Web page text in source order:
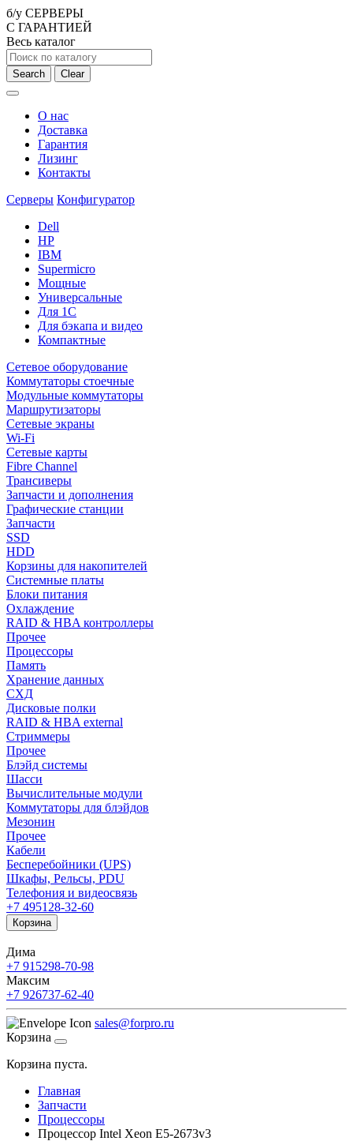
б/у СЕРВЕРЫ
С ГАРАНТИЕЙ
Весь каталог
Search Clear
О нас
Доставка
Гарантия
Лизинг
Контакты
Серверы Конфигуратор
Dell
HP
IBM
Supermicro
Мощные
Универсальные
Для 1С
Для бэкапа и видео
Компактные
Сетевое оборудование
Коммутаторы стоечные
Модульные коммутаторы
Маршрутизаторы
Сетевые экраны
Wi-Fi
Сетевые карты
Fibre Channel
Трансиверы
Запчасти и дополнения
Графические станции
Запчасти
SSD
HDD
Корзины для накопителей
Системные платы
Блоки питания
Охлаждение
RAID & HBA контроллеры
Прочее
Процессоры
Память
Хранение данных
СХД
Дисковые полки
RAID & HBA external
Стриммеры
Прочее
Блэйд системы
Шасси
Вычислительные модули
Коммутаторы для блэйдов
Мезонин
Прочее
Кабели
Бесперебойники (UPS)
Шкафы, Рельсы, PDU
Телефония и видеосвязь
+7 495128-32-60
Корзина
Дима
+7 915298-70-98
Максим
+7 926737-62-40
sales@forpro.ru
Корзина
Корзина пуста.
Главная
Запчасти
Процессоры
Процессор Intel Xeon E5-2673v3